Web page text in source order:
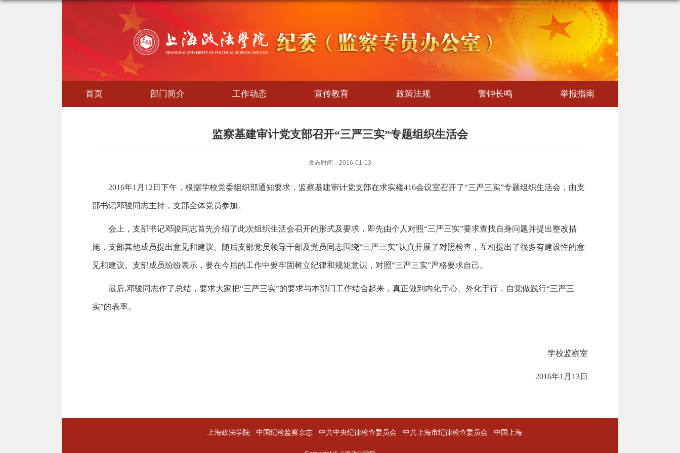
首页 部门简介 工作动态 宣传教育 政策法规 警钟长鸣 举报指南
监察基建审计党支部召开“三严三实”专题组织生活会
发布时间：2016-01-13
2016年1月12日下午，根据学校党委组织部通知要求，监察基建审计党支部在求实楼416会议室召开了“三严三实”专题组织生活会，由支
部书记邓骏同志主持，支部全体党员参加。
‍‍会上，支部书记邓骏同志首先介绍了此次组织生活会召开的形式及要求，即先由个人对照“三严三实”要求查找自身问题并提出整改措
施，支部其他成员提出意见和建议。随后支部党员领导干部及党员同志围绕“三严三实”认真开展了对照检查，互相提出了很多有建设性的意
见和建议。支部成员纷纷表示，要在今后的工作中要牢固树立纪律和规矩意识，对照“三严三实”严格要求自己。
最后,邓骏同志作了总结，要求大家把“三严三实”的要求与本部门工作结合起来，真正做到内化于心、外化于行，自觉做践行“三严三
实”的表率。
学校监察室
2016年1月13日
上海政法学院 中国纪检监察杂志 中共中央纪律检查委员会 中共上海市纪律检查委员会 中国上海